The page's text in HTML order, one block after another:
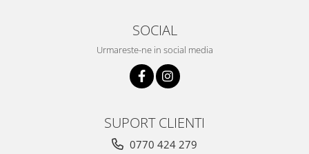
SOCIAL
Urmareste-ne in social media
SUPORT CLIENTI
0770 424 279